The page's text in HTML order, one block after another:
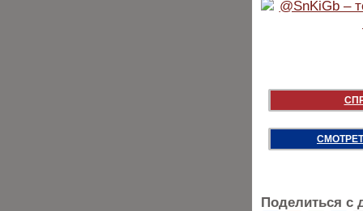
Поделиться с